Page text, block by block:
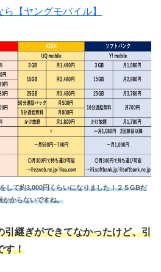
【ヤングモバイル】
して約3,000円くらいになりました！２５GBだ
かからないですね。
引継ぎができてなかったけど、引
す！